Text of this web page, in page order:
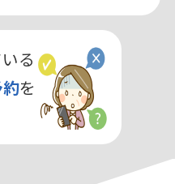
る
を